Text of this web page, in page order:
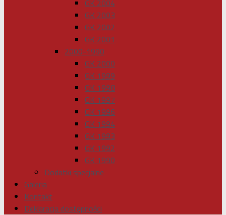
GK 2004
GK 2003
GK 2002
GK 2001
2000-1990
GK 2000
GK 1999
GK 1998
GK 1997
GK 1996
GK 1994
GK 1993
GK 1992
GK 1990
Dodatki specjalne
Galeria
Kontakt
Deklaracja dostępności